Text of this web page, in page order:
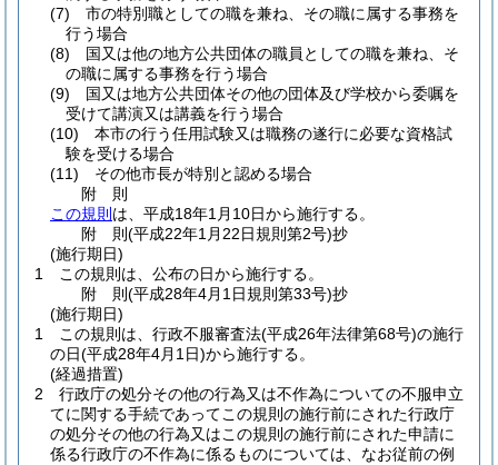
(7) 市の特別職としての職を兼ね、その職に属する事務を
行う場合
(8) 国又は他の地方公共団体の職員としての職を兼ね、そ
の職に属する事務を行う場合
(9) 国又は地方公共団体その他の団体及び学校から委嘱を
受けて講演又は講義を行う場合
(10) 本市の行う任用試験又は職務の遂行に必要な資格試
験を受ける場合
(11) その他市長が特別と認める場合
附 則
この規則 は、平成18年1月10日から施行する。
附 則(平成22年1月22日規則第2号)抄
(施行期日)
1
この規則は、公布の日から施行する。
附 則(平成28年4月1日規則第33号)抄
(施行期日)
1
この規則は、行政不服審査法(平成26年法律第68号)の施行
の日(平成28年4月1日)から施行する。
(経過措置)
2
行政庁の処分その他の行為又は不作為についての不服申立
てに関する手続であってこの規則の施行前にされた行政庁
の処分その他の行為又はこの規則の施行前にされた申請に
係る行政庁の不作為に係るものについては、なお従前の例